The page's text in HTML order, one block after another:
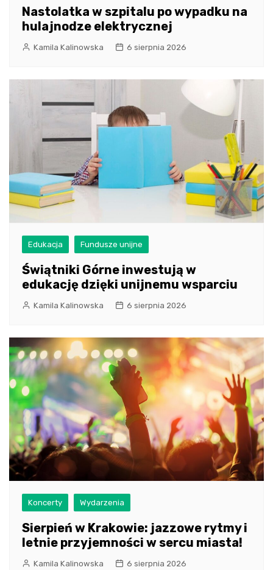
Nastolatka w szpitalu po wypadku na
hulajnodze elektrycznej
Kamila Kalinowska 6 sierpnia 2026
Edukacja Fundusze unijne
Świątniki Górne inwestują w
edukację dzięki unijnemu wsparciu
Kamila Kalinowska 6 sierpnia 2026
Koncerty Wydarzenia
Sierpień w Krakowie: jazzowe rytmy i
letnie przyjemności w sercu miasta!
Kamila Kalinowska 6 sierpnia 2026